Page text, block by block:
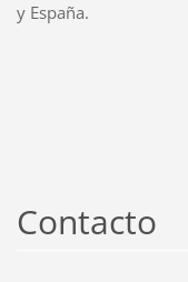
y España.
Contacto